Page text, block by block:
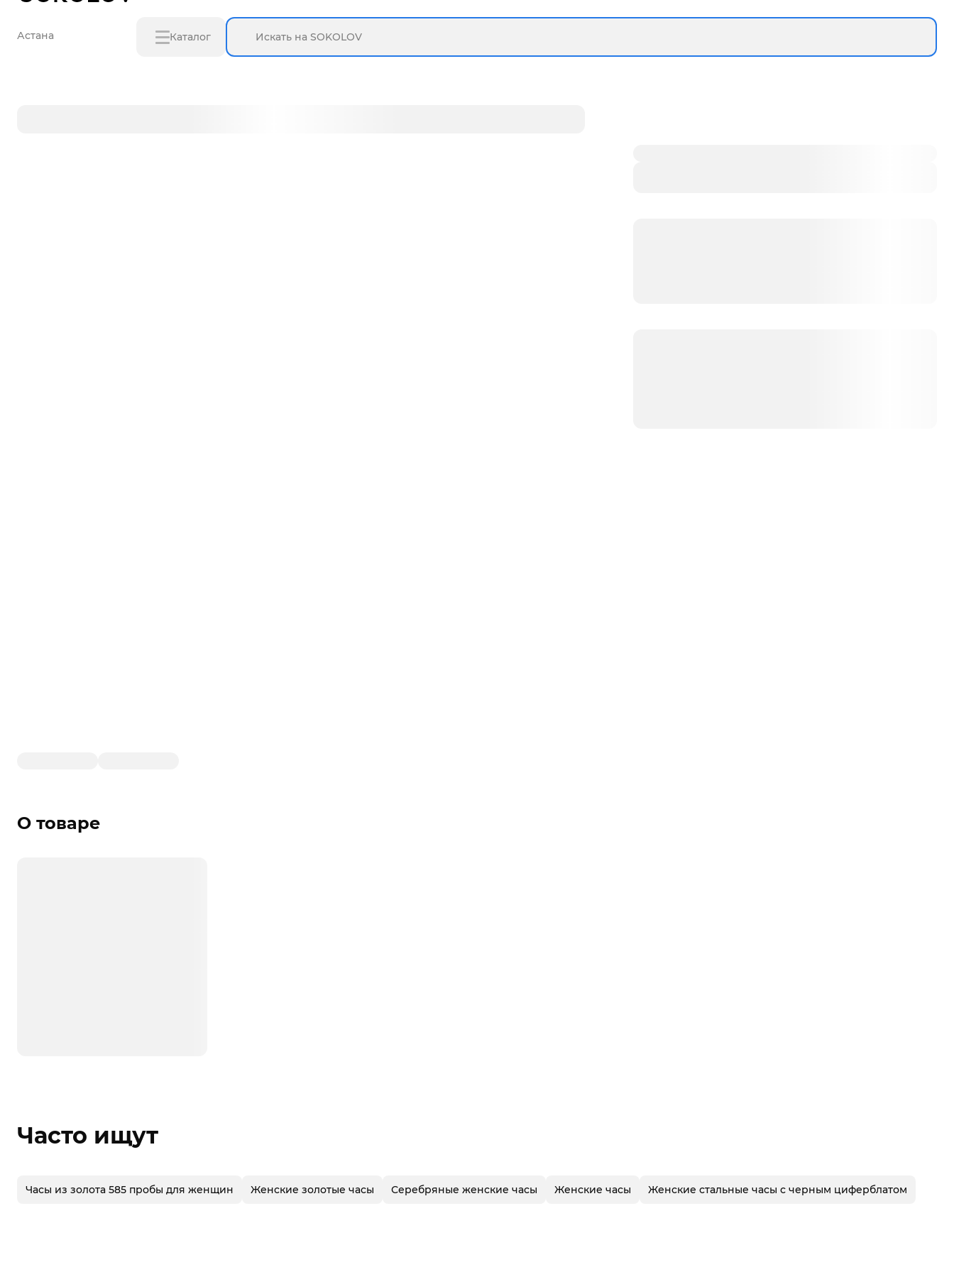
Астана Каталог
О товаре
Часто ищут
Часы из золота 585 пробы для женщин Женские золотые часы Серебряные женские часы Женские часы Женские стальные часы с черным циферблатом